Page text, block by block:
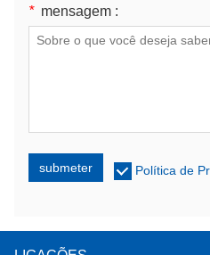
* mensagem :
submeter Política de